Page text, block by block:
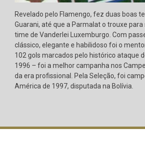
Revelado pelo Flamengo, fez duas boas
Guarani, até que a Parmalat o trouxe
time de Vanderlei Luxemburgo. Com
clássico, elegante e habilidoso foi o
102 gols marcados pelo histórico ataque
1996 – foi a melhor campanha nos
da era profissional. Pela Seleção, foi
América de 1997, disputada na Bolívia.